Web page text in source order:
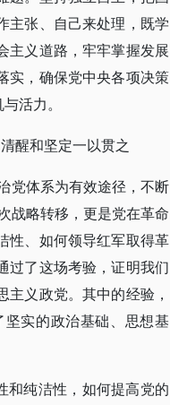
主张、自己来处理，既学
主义道路，牢牢掌握发展
实，确保党中央各项决策
活力。
醒和坚定一以贯之
党体系为有效途径，不断
战略转移，更是党在革命
性、如何领导红军取得革
过了这场考验，证明我们
义政党。其中的经验，
实的政治基础、思想基
和纯洁性，如何提高党的